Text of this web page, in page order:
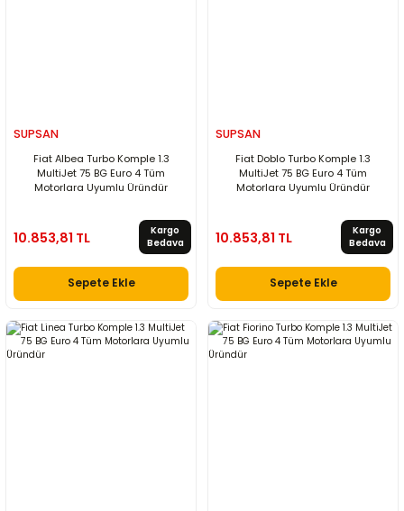
SUPSAN
Fiat Albea Turbo Komple 1.3
MultiJet 75 BG Euro 4 Tüm
Motorlara Uyumlu Üründür
10.853,81 TL
Kargo
Bedava
Sepete Ekle
SUPSAN
Fiat Doblo Turbo Komple 1.3
MultiJet 75 BG Euro 4 Tüm
Motorlara Uyumlu Üründür
10.853,81 TL
Kargo
Bedava
Sepete Ekle